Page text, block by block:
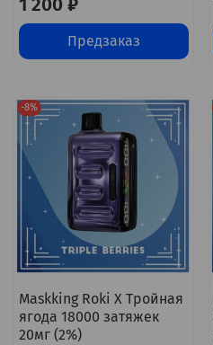
1 200 ₽
Предзаказ
-8%
Maskking Roki X Тройная
ягода 18000 затяжек
20мг (2%)